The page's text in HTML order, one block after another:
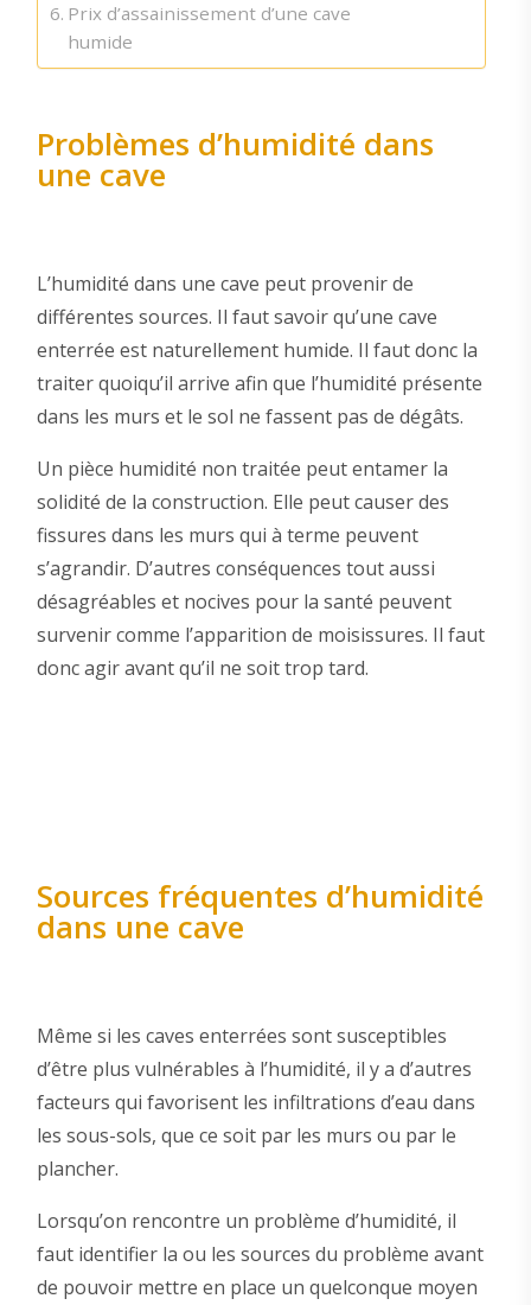
Prix d’assainissement d’une cave
humide
Problèmes d’humidité dans
une cave
L’humidité dans une cave peut provenir de
différentes sources. Il faut savoir qu’une cave
enterrée est naturellement humide. Il faut donc la
traiter quoiqu’il arrive afin que l’humidité présente
dans les murs et le sol ne fassent pas de dégâts.
Un pièce humidité non traitée peut entamer la
solidité de la construction. Elle peut causer des
fissures dans les murs qui à terme peuvent
s’agrandir. D’autres conséquences tout aussi
désagréables et nocives pour la santé peuvent
survenir comme l’apparition de moisissures. Il faut
donc agir avant qu’il ne soit trop tard.
Sources fréquentes d’humidité
dans une cave
Même si les caves enterrées sont susceptibles
d’être plus vulnérables à l’humidité, il y a d’autres
facteurs qui favorisent les infiltrations d’eau dans
les sous-sols, que ce soit par les murs ou par le
plancher.
Lorsqu’on rencontre un problème d’humidité, il
faut identifier la ou les sources du problème avant
de pouvoir mettre en place un quelconque moyen